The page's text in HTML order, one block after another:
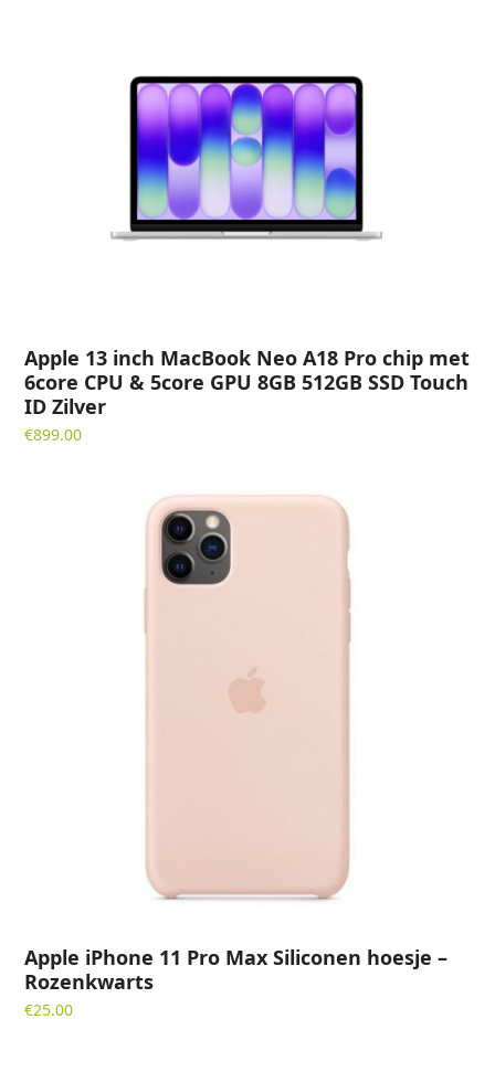
Apple 13 inch MacBook Neo A18 Pro chip met
6core CPU & 5core GPU 8GB 512GB SSD Touch
ID Zilver
€899.00
Apple iPhone 11 Pro Max Siliconen hoesje –
Rozenkwarts
€25.00